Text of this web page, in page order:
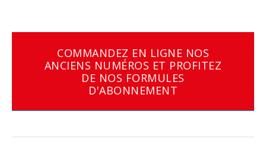
COMMANDEZ EN LIGNE NOS
ANCIENS NUMÉROS ET PROFITEZ
DE NOS FORMULES
D'ABONNEMENT